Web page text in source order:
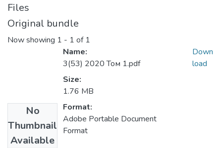
Files
Original bundle
Now showing 1 - 1 of 1
No
Thumbnail
Available
Name:
3(53) 2020 Том 1.pdf
Size:
1.76 MB
Format:
Adobe Portable Document
Format
Down
load